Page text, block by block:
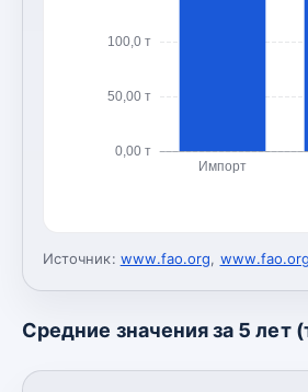
0,00 т
50,00 т
100,0 т
Импорт
Источник: www.fao.org, www.fao.org
Средние значения за 5 лет